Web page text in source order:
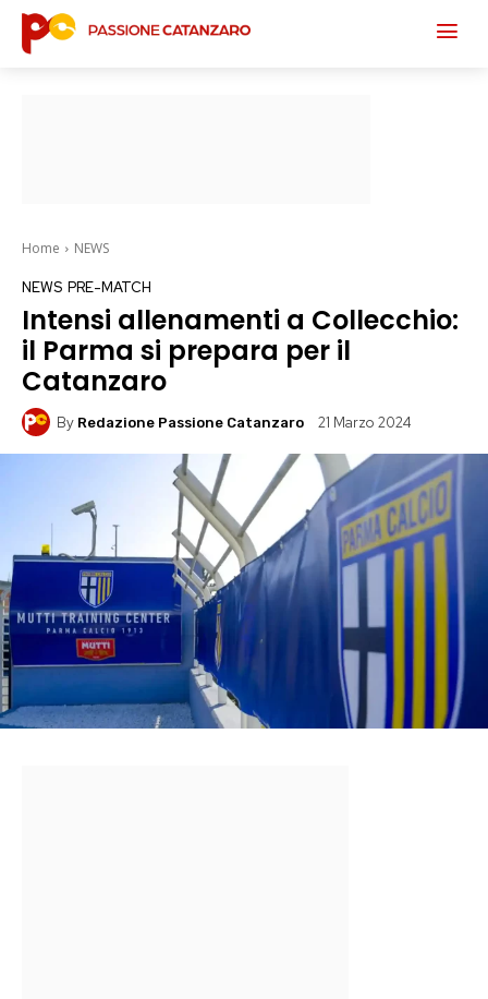
Home NEWS
NEWS PRE-MATCH
Intensi allenamenti a Collecchio:
il Parma si prepara per il
Catanzaro
By Redazione Passione Catanzaro 21 Marzo 2024